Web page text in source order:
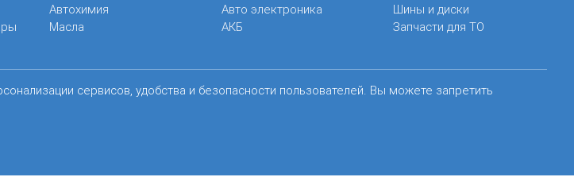
Автохимия
Масла
Авто электроника
АКБ
Шины и диски
Запчасти для ТО
сервисов, удобства и безопасности пользователей. Вы можете запретить